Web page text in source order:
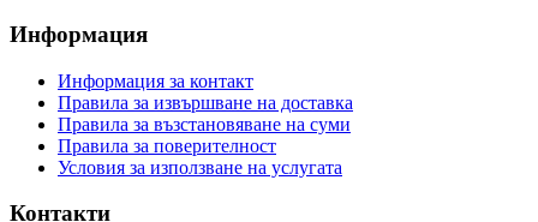
Информация
Информация за контакт
Правила за извършване на доставка
Правила за възстановяване на суми
Правила за поверителност
Условия за използване на услугата
Контакти